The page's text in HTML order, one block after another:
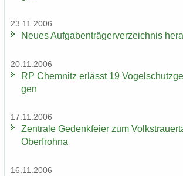
23.11.2006
Neues Auf­ga­ben­trä­ger­ver­zeich­nis
20.11.2006
RP Chem­nitz er­lässt 19
gen
17.11.2006
Zen­tra­le Ge­denk­fei­er zum
Oberfrohna
16.11.2006